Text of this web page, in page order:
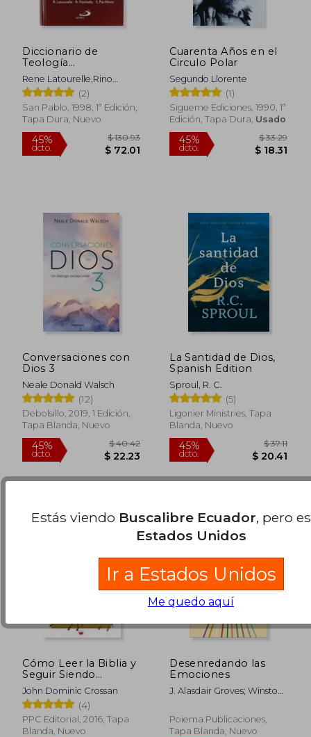
45%
dcto. $ 45.44
45%
dcto.
45%
dcto.
45%
dcto.
Diccionario de
Teología
Fundamental
(Diccionarios san
Pablo)
Rene Latourelle,Rino
Fisichella
(2)
San Pablo, 1998, 1ª Edición,
Tapa Dura, Nuevo
Cuarenta Años en el
Circulo Polar
Segundo Llorente
(1)
Sigueme Ediciones, 1990, 1ª
Edición, Tapa Dura, Usado
Conversaciones con
Dios 3
Neale Donald Walsch
(12)
Debolsillo, 2019, 1 Edición,
Tapa Blanda, Nuevo
La Santidad de Dios,
Spanish Edition
Sproul, R. C.
(5)
Ligonier Ministries, Tapa
Blanda, Nuevo
Cómo Leer la Biblia y
Seguir Siendo
Cristiano: Luchando
con la Violencia
Divina Desde el
Génesis al Apocalipsis
John Dominic Crossan
(4)
PPC Editorial, 2016, Tapa
Blanda, Nuevo
Desenredando las
Emociones
J. Alasdair Groves; Winston
Poiema Publicaciones,
Tapa Blanda, Nuevo
Estás viendo Buscalibre Ecuador, pero
Estados Unidos
Ir a Estados Unidos
Me quedo aquí